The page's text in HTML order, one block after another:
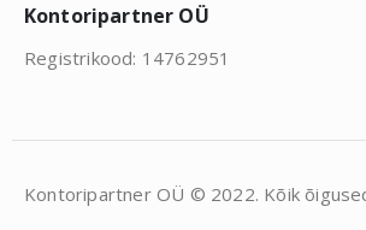
Kontoripartner OÜ
Registrikood: 14762951
Kontoripartner OÜ © 2022. Kõik